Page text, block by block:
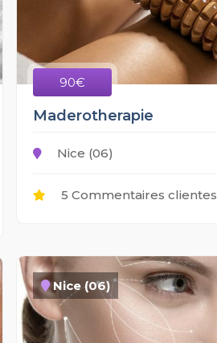
90€
Maderotherapie
Nice (06)
5 Commentaires clientes
Nice (06)